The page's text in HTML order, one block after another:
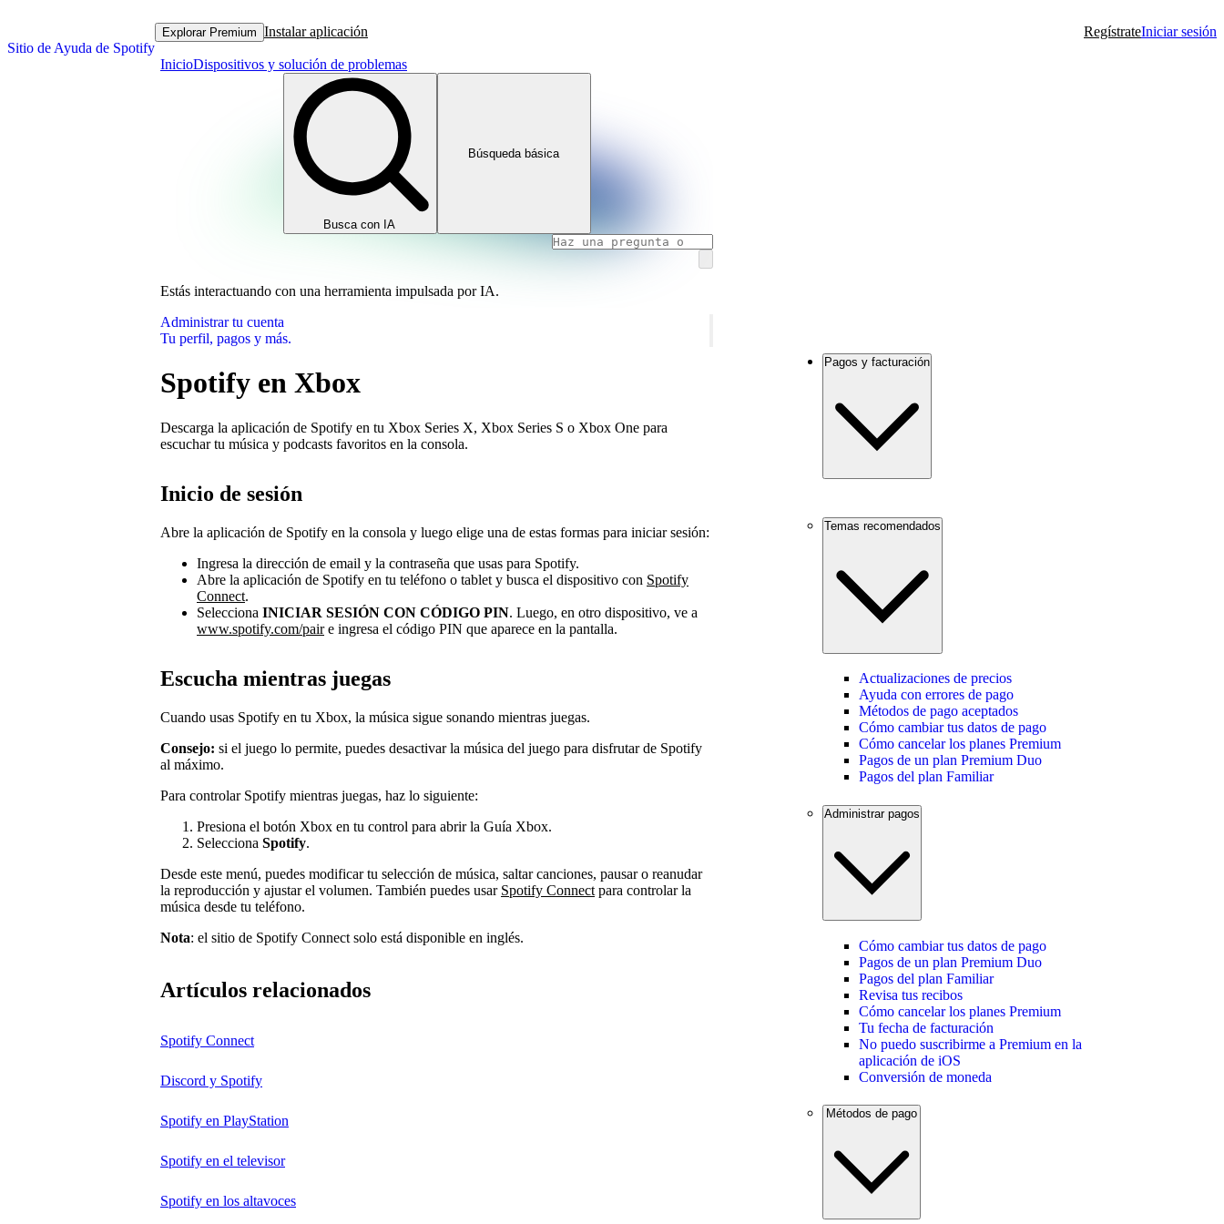
Sitio de Ayuda de Spotify
Explorar Premium Instalar aplicación RegístrateIniciar sesión
InicioDispositivos y solución de problemas
Busca con IA
Búsqueda básica
Estás interactuando con una herramienta impulsada por IA.
Administrar tu cuenta
Tu perfil, pagos y más.
Spotify en Xbox
Descarga la aplicación de Spotify en tu Xbox Series X, Xbox Series S o Xbox One para
escuchar tu música y podcasts favoritos en la consola.
Inicio de sesión
Abre la aplicación de Spotify en la consola y luego elige una de estas formas para iniciar sesión:
Ingresa la dirección de email y la contraseña que usas para Spotify.
Abre la aplicación de Spotify en tu teléfono o tablet y busca el dispositivo con Spotify
Connect.
Selecciona INICIAR SESIÓN CON CÓDIGO PIN. Luego, en otro dispositivo, ve a
www.spotify.com/paire ingresa el código PIN que aparece en la pantalla.
Escucha mientras juegas
Cuando usas Spotify en tu Xbox, la música sigue sonando mientras juegas.
Consejo: si el juego lo permite, puedes desactivar la música del juego para disfrutar de Spotify
al máximo.
Para controlar Spotify mientras juegas, haz lo siguiente:
Presiona el botón Xbox en tu control para abrir la Guía Xbox.
Selecciona Spotify.
Desde este menú, puedes modificar tu selección de música, saltar canciones, pausar o reanudar
la reproducción y ajustar el volumen. También puedes usar Spotify Connect para controlar la
música desde tu teléfono.
Nota: el sitio de Spotify Connect solo está disponible en inglés.
Artículos relacionados
Spotify Connect
Discord y Spotify
Spotify en PlayStation
Spotify en el televisor
Spotify en los altavoces
Pagos y facturación
Temas recomendados
Actualizaciones de precios
Ayuda con errores de pago
Métodos de pago aceptados
Cómo cambiar tus datos de pago
Cómo cancelar los planes Premium
Pagos de un plan Premium Duo
Pagos del plan Familiar
Administrar pagos
Cómo cambiar tus datos de pago
Pagos de un plan Premium Duo
Pagos del plan Familiar
Revisa tus recibos
Cómo cancelar los planes Premium
Tu fecha de facturación
No puedo suscribirme a Premium en la
aplicación de iOS
Conversión de moneda